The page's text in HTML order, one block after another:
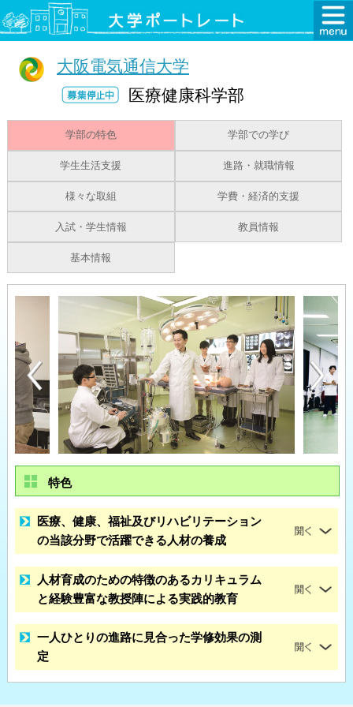
大阪電気通信大学
医療健康科学部
学部の特色 学部での学び
学生生活支援 進路・就職情報
様々な取組 学費・経済的支援
入試・学生情報 教員情報
基本情報
特色
医療、健康、福祉及びリハビリテーション
の当該分野で活躍できる人材の養成
人材育成のための特徴のあるカリキュラム
と経験豊富な教授陣による実践的教育
一人ひとりの進路に見合った学修効果の測
定